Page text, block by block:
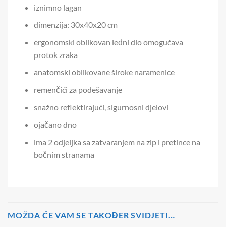
iznimno lagan
dimenzija: 30x40x20 cm
ergonomski oblikovan leđni dio omogućava
protok zraka
anatomski oblikovane široke naramenice
remenčići za podešavanje
snažno reflektirajući, sigurnosni djelovi
ojačano dno
ima 2 odjeljka sa zatvaranjem na zip i pretince na
bočnim stranama
MOŽDA ĆE VAM SE TAKOĐER SVIDJETI…